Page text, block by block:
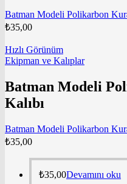
Batman Modeli Polikarbon
₺35,00
Hızlı Görünüm
Ekipman ve Kalıplar
Batman Modeli
Kalıbı
Batman Modeli Polikarbon
₺35,00
₺35,00Devamını oku